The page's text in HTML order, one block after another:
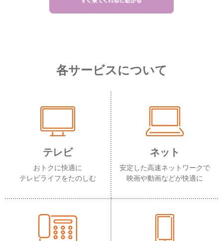
各サービスについて
テレビ
おトクに快適に
テレビライフをたのしむ
ネット
安定した高速ネットワークで
映画や動画などが快適に